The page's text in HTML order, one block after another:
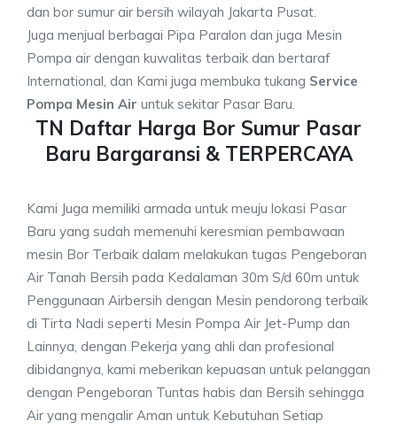
dan bor sumur air bersih wilayah Jakarta Pusat.
Juga menjual berbagai Pipa Paralon dan juga Mesin
Pompa air dengan kuwalitas terbaik dan bertaraf
International, dan Kami juga membuka tukang Service
Pompa Mesin Air untuk sekitar Pasar Baru.
TN Daftar Harga Bor Sumur Pasar
Baru Bargaransi & TERPERCAYA
Kami Juga memiliki armada untuk meuju lokasi Pasar
Baru yang sudah memenuhi keresmian pembawaan
mesin Bor Terbaik dalam melakukan tugas Pengeboran
Air Tanah Bersih pada Kedalaman 30m S/d 60m untuk
Penggunaan Airbersih dengan Mesin pendorong terbaik
di Tirta Nadi seperti Mesin Pompa Air Jet-Pump dan
Lainnya, dengan Pekerja yang ahli dan profesional
dibidangnya, kami meberikan kepuasan untuk pelanggan
dengan Pengeboran Tuntas habis dan Bersih sehingga
Air yang mengalir Aman untuk Kebutuhan Setiap